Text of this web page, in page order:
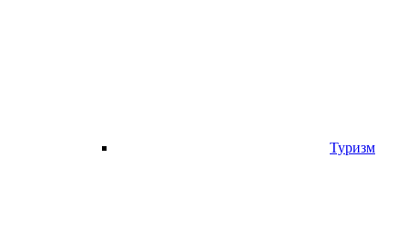
Туризм